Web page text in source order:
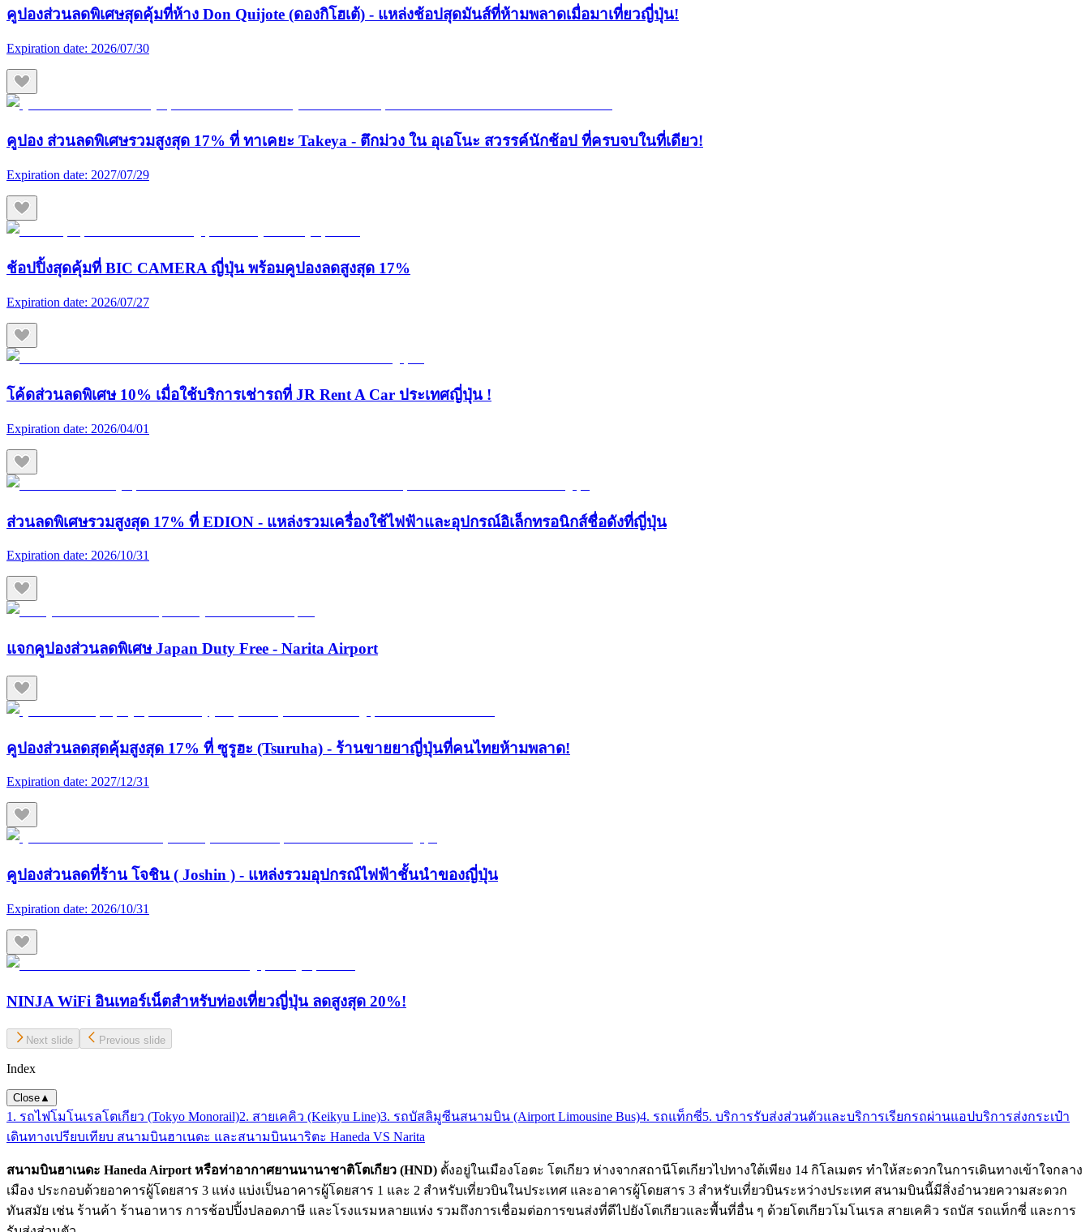
คูปองส่วนลดพิเศษสุดคุ้มที่ห้าง Don Quijote (ดองกิโฮเต้) - แหล่งช้อปสุดมันส์ที่ห้ามพลาดเมื่อมาเที่ยวญี่ปุ่น!
Expiration date: 2026/07/30
คูปอง ส่วนลดพิเศษรวมสูงสุด 17% ที่ ทาเคยะ Takeya - ตึกม่วง ใน อุเอโนะ สวรรค์นักช้อป ที่ครบจบในที่เดียว!
Expiration date: 2027/07/29
ช้อปปิ้งสุดคุ้มที่ BIC CAMERA ญี่ปุ่น พร้อมคูปองลดสูงสุด 17%
Expiration date: 2026/07/27
โค้ดส่วนลดพิเศษ 10% เมื่อใช้บริการเช่ารถที่ JR Rent A Car ประเทศญี่ปุ่น !
Expiration date: 2026/04/01
ส่วนลดพิเศษรวมสูงสุด 17% ที่ EDION - แหล่งรวมเครื่องใช้ไฟฟ้าและอุปกรณ์อิเล็กทรอนิกส์ชื่อดังที่ญี่ปุ่น
Expiration date: 2026/10/31
แจกคูปองส่วนลดพิเศษ Japan Duty Free - Narita Airport
คูปองส่วนลดสุดคุ้มสูงสุด 17% ที่ ซูรูฮะ (Tsuruha) - ร้านขายยาญี่ปุ่นที่คนไทยห้ามพลาด!
Expiration date: 2027/12/31
คูปองส่วนลดที่ร้าน โจชิน ( Joshin ) - แหล่งรวมอุปกรณ์ไฟฟ้าชั้นนำของญี่ปุ่น
Expiration date: 2026/10/31
NINJA WiFi อินเทอร์เน็ตสำหรับท่องเที่ยวญี่ปุ่น ลดสูงสุด 20%!
Next slide Previous slide
Index
Close▲
1. รถไฟโมโนเรลโตเกียว (Tokyo Monorail)2. สายเคคิว (Keikyu Line)3. รถบัสลิมูซีนสนามบิน (Airport Limousine Bus)4. รถแท็กซี่5. บริการรับส่งส่วนตัวและบริการเรียกรถผ่านแอปบริการส่งกระเป๋า
เดินทางเปรียบเทียบ สนามบินฮาเนดะ และสนามบินนาริตะ Haneda VS Narita
สนามบินฮาเนดะ Haneda Airport หรือท่าอากาศยานนานาชาติโตเกียว (HND) ตั้งอยู่ในเมืองโอตะ โตเกียว ห่างจากสถานีโตเกียวไปทางใต้เพียง 14 กิโลเมตร ทำให้สะดวกในการเดินทางเข้าใจกลาง
เมือง ประกอบด้วยอาคารผู้โดยสาร 3 แห่ง แบ่งเป็นอาคารผู้โดยสาร 1 และ 2 สำหรับเที่ยวบินในประเทศ และอาคารผู้โดยสาร 3 สำหรับเที่ยวบินระหว่างประเทศ สนามบินนี้มีสิ่งอำนวยความสะดวก
ทันสมัย เช่น ร้านค้า ร้านอาหาร การช้อปปิ้งปลอดภาษี และโรงแรมหลายแห่ง รวมถึงการเชื่อมต่อการขนส่งที่ดีไปยังโตเกียวและพื้นที่อื่น ๆ ด้วยโตเกียวโมโนเรล สายเคคิว รถบัส รถแท็กซี่ และการ